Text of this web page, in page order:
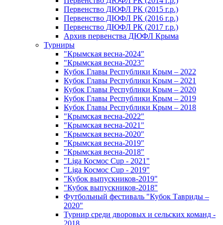
Первенство ДЮФЛ РК (2015 г.р.)
Первенство ДЮФЛ РК (2016 г.р.)
Первенство ДЮФЛ РК (2017 г.р.)
Архив первенства ДЮФЛ Крыма
Турниры
"Крымская весна-2024"
"Крымская весна-2023"
Кубок Главы Республики Крым – 2022
Кубок Главы Республики Крым – 2021
Кубок Главы Республики Крым – 2020
Кубок Главы Республики Крым – 2019
Кубок Главы Республики Крым – 2018
"Крымская весна-2022"
"Крымская весна-2021"
"Крымская весна-2020"
"Крымская весна-2019"
"Крымская весна-2018"
"Liga Космос Cup - 2021"
"Liga Космос Cup - 2019"
"Кубок выпускников-2019"
"Кубок выпускников-2018"
Футбольный фестиваль "Кубок Тавриды –
2020"
Турнир среди дворовых и сельских команд -
2018